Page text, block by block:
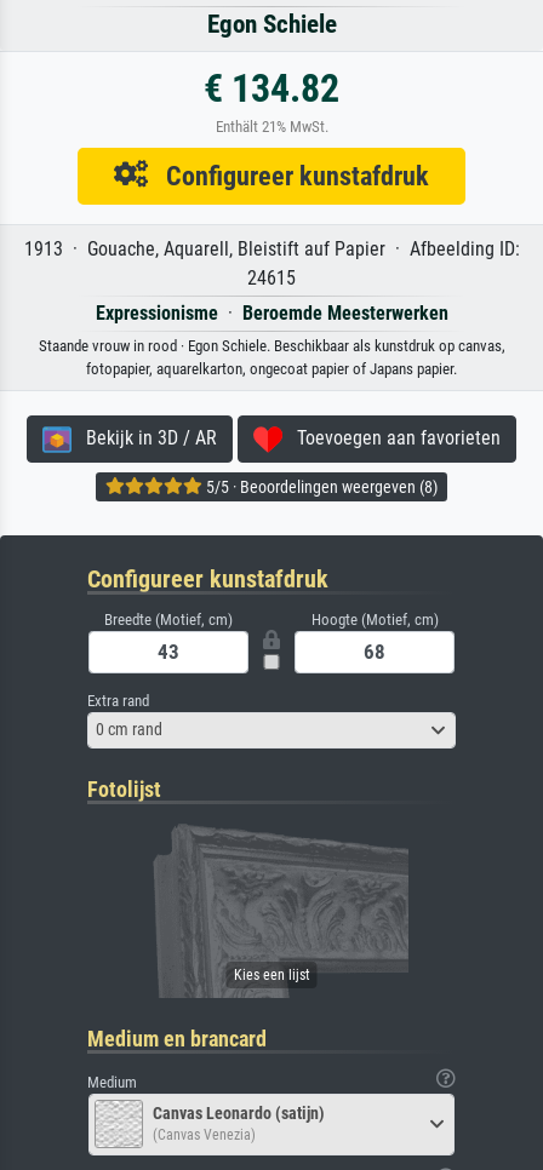
Egon Schiele
€ 134.82
Enthält 21% MwSt.
Configureer kunstafdruk
1913 · Gouache, Aquarell, Bleistift auf Papier · Afbeelding ID:
24615
Expressionisme· Beroemde Meesterwerken
Staande vrouw in rood · Egon Schiele. Beschikbaar als kunstdruk op canvas,
fotopapier, aquarelkarton, ongecoat papier of Japans papier.
Bekijk in 3D / AR Toevoegen aan favorieten
5/5 · Beoordelingen weergeven (8)
Configureer kunstafdruk
Breedte (Motief, cm) Hoogte (Motief, cm)
Extra rand
0 cm rand
Fotolijst
Medium en brancard
Medium
Canvas Leonardo (satijn)
(Canvas Venezia)